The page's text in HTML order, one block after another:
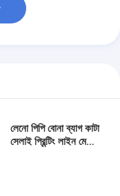
লেনো পিপি বোনা ব্যাগ কাটা
সেলাই প্রিন্টিং লাইন মেশিন